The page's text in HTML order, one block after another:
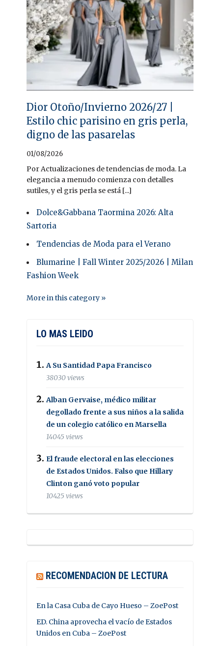
Dior Otoño/Invierno 2026/27 |
Estilo chic parisino en gris perla,
digno de las pasarelas
01/08/2026
Por Actualizaciones de tendencias de moda. La
elegancia a menudo comienza con detalles
sutiles, y el gris perla se está [...]
Dolce&Gabbana Taormina 2026: Alta
Sartoria
Tendencias de Moda para el Verano
Blumarine | Fall Winter 2025/2026 | Milan
Fashion Week
More in this category »
LO MAS LEIDO
A Su Santidad Papa Francisco
38030 views
Alban Gervaise, médico militar
degollado frente a sus niños a la salida
de un colegio católico en Marsella
14045 views
El fraude electoral en las elecciones
de Estados Unidos. Falso que Hillary
Clinton ganó voto popular
10425 views
RECOMENDACION DE LECTURA
En la Casa Cuba de Cayo Hueso – ZoePost
ED. China aprovecha el vacío de Estados
Unidos en Cuba – ZoePost